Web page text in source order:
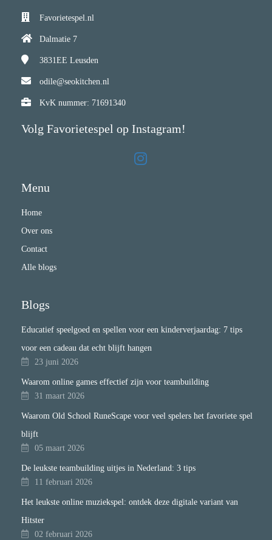
Favorietespel.nl
Dalmatie 7
3831EE Leusden
odile@seokitchen.nl
KvK nummer: 71691340
Volg Favorietespel op Instagram!
Menu
Home
Over ons
Contact
Alle blogs
Blogs
Educatief speelgoed en spellen voor een kinderverjaardag: 7 tips
voor een cadeau dat echt blijft hangen
23 juni 2026
Waarom online games effectief zijn voor teambuilding
31 maart 2026
Waarom Old School RuneScape voor veel spelers het favoriete spel
blijft
05 maart 2026
De leukste teambuilding uitjes in Nederland: 3 tips
11 februari 2026
Het leukste online muziekspel: ontdek deze digitale variant van
Hitster
02 februari 2026